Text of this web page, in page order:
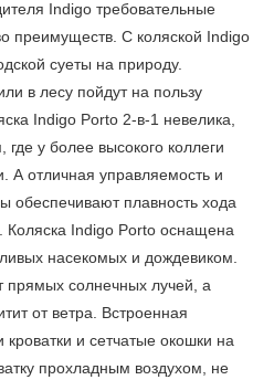
Indigo требовательные
преимуществ. С коляской Indigo
суеты на природу.
в лесу пойдут на пользу
Indigo Porto 2-в-1 невелика,
где у более высокого коллеги
А отличная управляемость и
обеспечивают плавность хода
Коляска Indigo Porto оснащена
насекомых и дождевиком.
прямых солнечных лучей, а
от ветра. Встроенная
и сетчатые окошки на
прохладным воздухом, не